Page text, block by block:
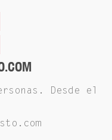
Desde el